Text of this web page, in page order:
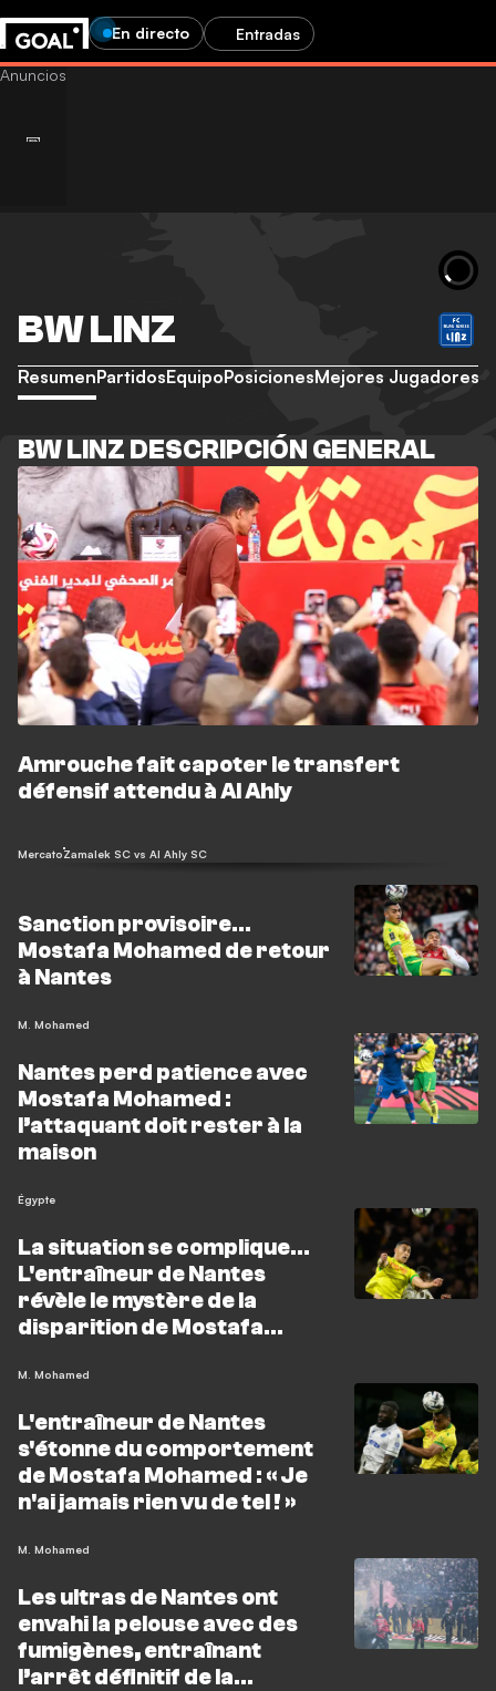
En directo Entradas
BW LINZ
ResumenPartidosEquipoPosicionesMejores Jugadores
BW LINZ DESCRIPCIÓN GENERAL
Amrouche fait capoter le transfert
défensif attendu à Al Ahly
MercatoZamalek SC vs Al Ahly SC
Sanction provisoire...
Mostafa Mohamed de retour
à Nantes
M. Mohamed
Nantes perd patience avec
Mostafa Mohamed :
l’attaquant doit rester à la
maison
Égypte
La situation se complique…
L'entraîneur de Nantes
révèle le mystère de la
disparition de Mostafa
M. Mohamed
L'entraîneur de Nantes
s'étonne du comportement
de Mostafa Mohamed : « Je
n'ai jamais rien vu de tel ! »
M. Mohamed
Les ultras de Nantes ont
envahi la pelouse avec des
fumigènes, entraînant
l’arrêt définitif de la